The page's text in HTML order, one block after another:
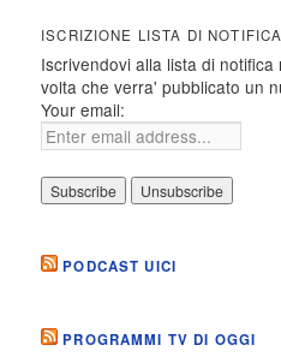
ISCRIZIONE LISTA DI NOTIFICA
Iscrivendovi alla lista di
volta che verra' pubblicato un
Your email:
PODCAST UICI
PROGRAMMI TV DI OGGI